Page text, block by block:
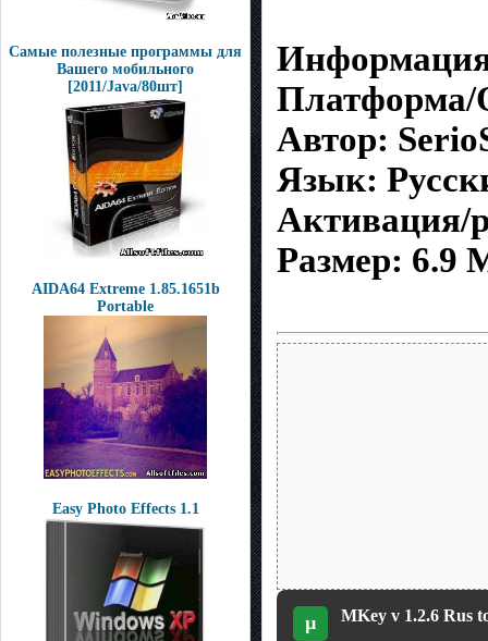
Самые полезные программы для
Вашего мобильного
[2011/Java/80шт]
AIDA64 Extreme 1.85.1651b
Portable
Easy Photo Effects 1.1
Платформа/
Автор:
Язык:
Активация/
Размер: 6.9
µ MKey v 1.2.6 Rus